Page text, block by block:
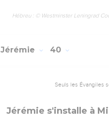
Hébreu : © Westminster Leningrad
Jérémie 40
Seuls les Évangiles
Jérémie s'installe à